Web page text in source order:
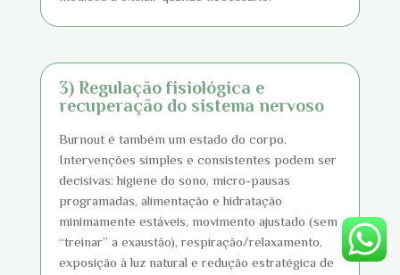
3) Regulação fisiológica e
recuperação do sistema nervoso
Burnout é também um estado do corpo.
Intervenções simples e consistentes podem ser
decisivas: higiene do sono, micro-pausas
programadas, alimentação e hidratação
minimamente estáveis, movimento ajustado (sem
“treinar” a exaustão), respiração/relaxamento,
exposição à luz natural e redução estratégica de